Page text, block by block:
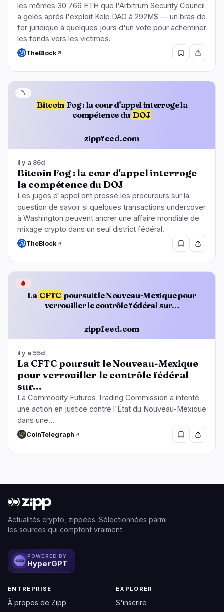
les mêmes 30 766 ETH que l'Arbitrum Security Council
a gelés après l'exploit Kelp DAO à 292M$ — un bras de
fer juridique à quelques jours d'un vote pour acheminer
les fonds vers les victimes.
TheBlock
Bitcoin Fog : la cour d'appel interroge la
compétence du DOJ
zippfeed.com
〽️
il y a 86d
Bitcoin Fog : la cour d'appel interroge
la compétence du DOJ
Les juges d'appel ont pressé les procureurs sur la
question de savoir si quelques transactions undercover
à Washington peuvent ancrer une affaire mondiale de
mixage crypto dans un seul district fédéral.
TheBlock
La CFTC poursuit le Nouveau-Mexique pour
verrouiller le contrôle fédéral sur…
zippfeed.com
🩸
il y a 55d
La CFTC poursuit le Nouveau-Mexique
pour verrouiller le contrôle fédéral
sur…
La Commodity Futures Trading Commission a intenté
une action en justice contre l'État du Nouveau-Mexique
dans une…
CoinTelegraph
Actualités crypto, zippées. Sélectionnées parmi
les sources qui comptent vraiment.
POWERED BY
HyperGPT
ENTREPRISE
À propos de Zipp
EXPLORER
S'inscrire